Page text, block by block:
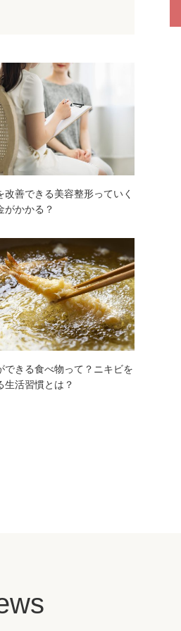
改善できる美容整形っていく
がかかる？
できる食べ物って？ニキビを
生活習慣とは？